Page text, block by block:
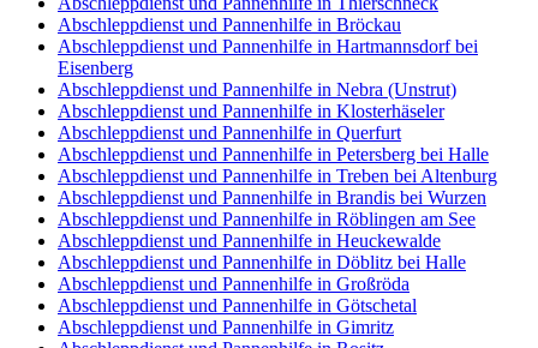
Abschleppdienst und Pannenhilfe in Bröckau
Abschleppdienst und Pannenhilfe in Hartmannsdorf bei
Eisenberg
Abschleppdienst und Pannenhilfe in Nebra (Unstrut)
Abschleppdienst und Pannenhilfe in Klosterhäseler
Abschleppdienst und Pannenhilfe in Querfurt
Abschleppdienst und Pannenhilfe in Petersberg bei Halle
Abschleppdienst und Pannenhilfe in Treben bei Altenburg
Abschleppdienst und Pannenhilfe in Brandis bei Wurzen
Abschleppdienst und Pannenhilfe in Röblingen am See
Abschleppdienst und Pannenhilfe in Heuckewalde
Abschleppdienst und Pannenhilfe in Döblitz bei Halle
Abschleppdienst und Pannenhilfe in Großröda
Abschleppdienst und Pannenhilfe in Götschetal
Abschleppdienst und Pannenhilfe in Gimritz